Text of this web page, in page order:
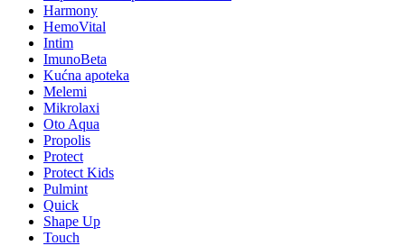
Harmony
HemoVital
Intim
ImunoBeta
Kućna apoteka
Melemi
Mikrolaxi
Oto Aqua
Propolis
Protect
Protect Kids
Pulmint
Quick
Shape Up
Touch